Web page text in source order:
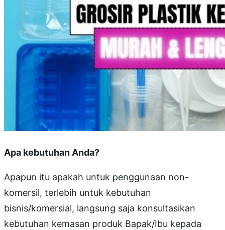
Apa kebutuhan Anda?
Apapun itu apakah untuk penggunaan non-
komersil, terlebih untuk kebutuhan
bisnis/komersial, langsung saja konsultasikan
kebutuhan kemasan produk Bapak/Ibu kepada